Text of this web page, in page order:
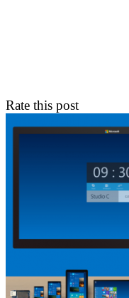
Rate this post